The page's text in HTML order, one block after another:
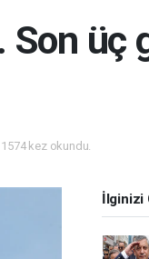
Son üç
kez okundu.
İlginizi